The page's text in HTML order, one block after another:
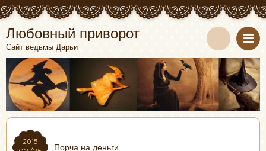
Любовный приворот
Сайт ведьмы Дарьи
2015
Порча на деньги